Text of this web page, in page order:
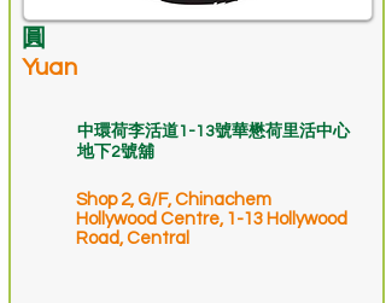
圓
Yuan
中環荷李活道1-13號華懋荷里活中心
地下2號舖
Shop 2, G/F, Chinachem
Hollywood Centre, 1-13 Hollywood
Road, Central